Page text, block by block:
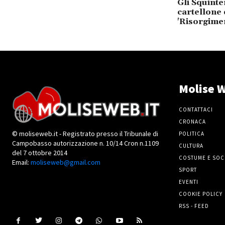
Gli
cartellone
© moliseweb.it - Registrato presso il Tribunale di
Campobasso autorizzazione n. 10/14 Cron n.1109
del 7 ottobre 2014
Email: moliseweb@gmail.com
Molise
CONTATTACI
CRONACA
POLITICA
CULTURA
COSTUME E
SPORT
EVENTI
COOKIE POLICY
RSS - FEED